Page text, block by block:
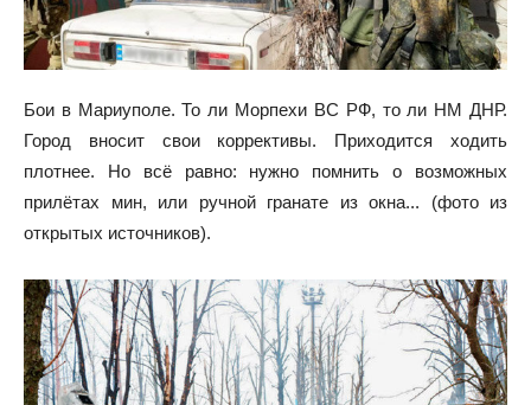
Бои в Мариуполе. То ли Морпехи ВС РФ, то ли НМ ДНР.
Город вносит свои коррективы. Приходится ходить
плотнее. Но всё равно: нужно помнить о возможных
прилётах мин, или ручной гранате из окна... (фото из
открытых источников).